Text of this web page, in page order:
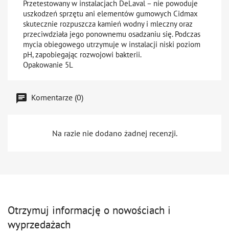
Przetestowany w instalacjach DeLaval – nie powoduje
uszkodzeń sprzętu ani elementów gumowych Cidmax
skutecznie rozpuszcza kamień wodny i mleczny oraz
przeciwdziała jego ponownemu osadzaniu się. Podczas
mycia obiegowego utrzymuje w instalacji niski poziom
pH, zapobiegając rozwojowi bakterii.
Opakowanie 5L
Komentarze (0)
Na razie nie dodano żadnej recenzji.
Otrzymuj informację o nowościach i
wyprzedażach